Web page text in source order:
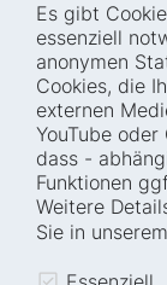
Es gibt
essenziell
anonymen
Cookies, die
externen
YouTube
dass -
Funktionen
Weitere
Sie in unserem
Startseite
Wer wir sind
Wie wir
Projekte
Fellowships
Karriere
Anfahrt und